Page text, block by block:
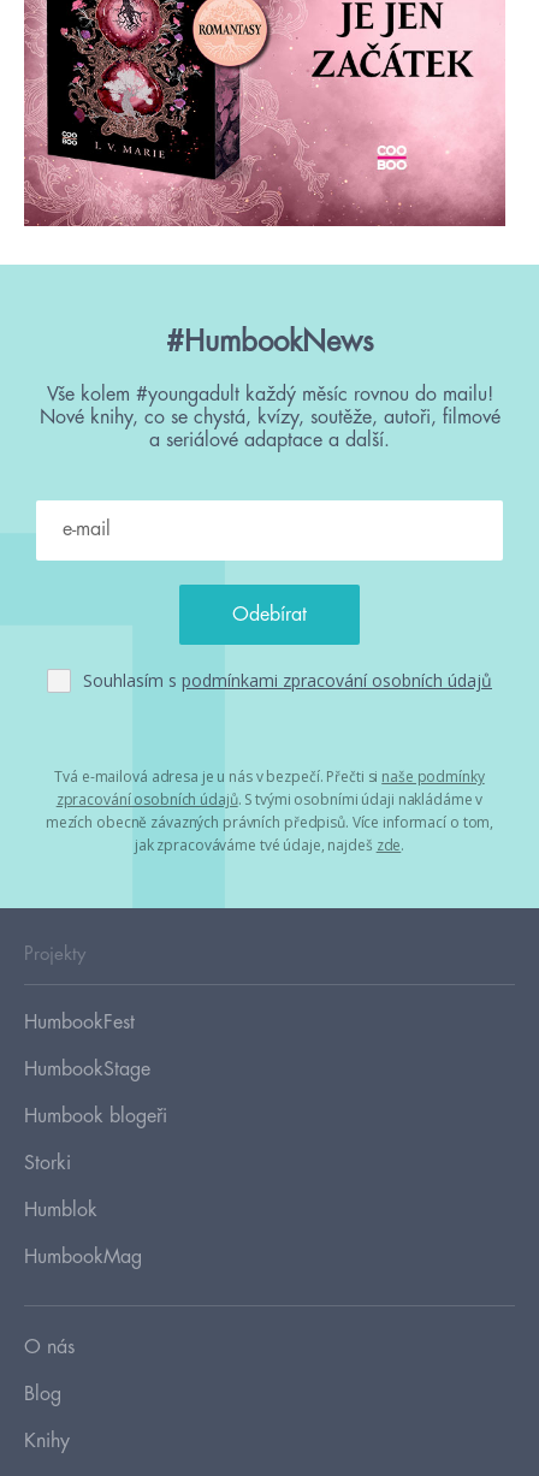
#HumbookNews
Vše kolem #youngadult každý měsíc rovnou do mailu!
Nové knihy, co se chystá, kvízy, soutěže, autoři, filmové
a seriálové adaptace a další.
Souhlasím s podmínkami zpracování osobních údajů
Tvá e-mailová adresa je u nás v bezpečí. Přečti si naše podmínky
zpracování osobních údajů. S tvými osobními údaji nakládáme v
mezích obecně závazných právních předpisů. Více informací o tom,
jak zpracováváme tvé údaje, najdeš zde.
Projekty
HumbookFest
HumbookStage
Humbook blogeři
Storki
Humblok
HumbookMag
O nás
Blog
Knihy